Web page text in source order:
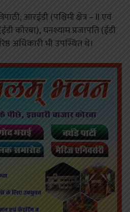
आरईडी (पश्चिमी क्षेत्र – II एवं
कोरबा), घनश्याम प्रजापति (ईडी
अधिकारी भी उपस्थित थे।